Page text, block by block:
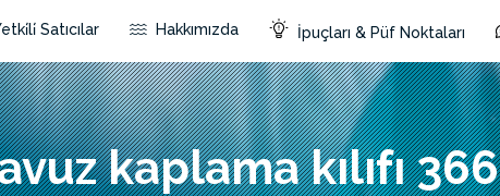
Satıcılar Hakkımızda İpuçları & Püf Noktaları
kaplama kılıfı 366